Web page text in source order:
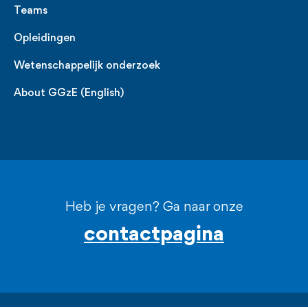
Teams
Opleidingen
Wetenschappelijk onderzoek
About GGzE (English)
Heb je vragen? Ga naar onze
contactpagina